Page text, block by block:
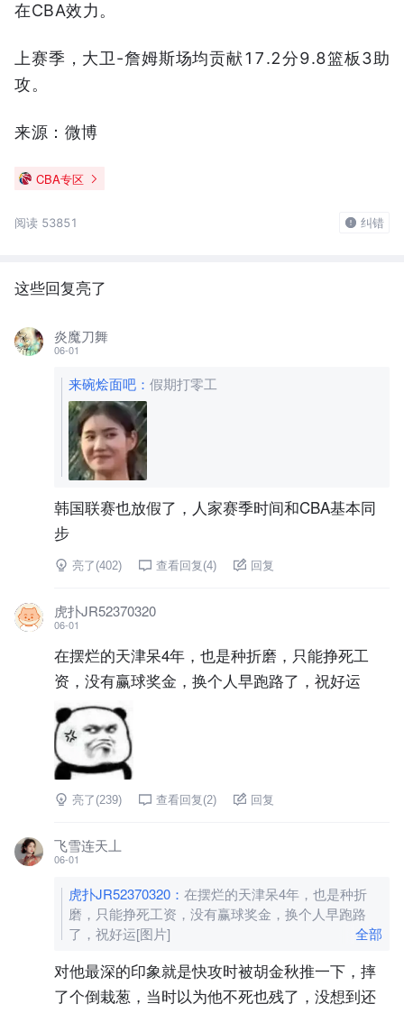
在CBA效力。
上赛季，大卫-詹姆斯场均贡献17.2分9.8篮板3助
攻。
来源：微博
CBA专区
阅读 53851 纠错
这些回复亮了
炎魔刀舞
06-01
来碗烩面吧 ： 假期打零工
韩国联赛也放假了，人家赛季时间和CBA基本同
步
亮了(402) 查看回复(4) 回复
虎扑JR52370320
06-01
在摆烂的天津呆4年，也是种折磨，只能挣死工
资，没有赢球奖金，换个人早跑路了，祝好运
亮了(239) 查看回复(2) 回复
飞雪连天丄
06-01
虎扑JR52370320 ： 在摆烂的天津呆4年，也是种折
磨，只能挣死工资，没有赢球奖金，换个人早跑路
了，祝好运[图片] 全部
对他最深的印象就是快攻时被胡金秋推一下，摔
了个倒栽葱，当时以为他不死也残了，没想到还